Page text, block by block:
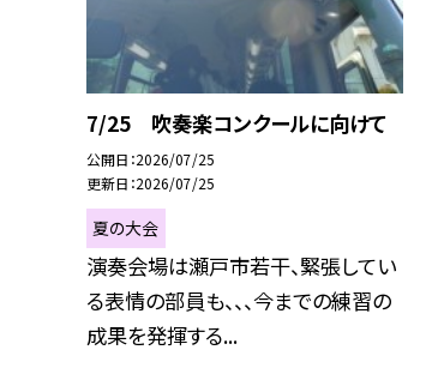
7/25 吹奏楽コンクールに向けて
公開日 2026/07/25
更新日 2026/07/25
夏の大会
演奏会場は瀬戸市若干、緊張してい
る表情の部員も、、、今までの練習の
成果を発揮する...